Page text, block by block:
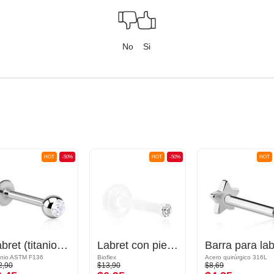
No Si
-50%
HOT
Labret (titanio, acabado brillante) con bola con brillante
ASTM F136
-50%
HOT
Labret con piedra brillante
Bioflex
$13,90
HOT
Acero quirúrgico 316L
$8,69